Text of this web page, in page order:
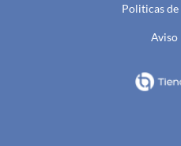
Politicas
Aviso